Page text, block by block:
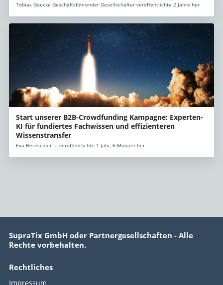
Tobias Goecke Geschäftsführender Gesellschafter veröffentlichte 2 Jahre her
Start unserer B2B-Crowdfunding Kampagne: Experten-
KI für fundiertes Fachwissen und effizienteren
Wissenstransfer
Eva Hernschier ... veröffentlichte 1 Jahr, 6 Monate her
SupraTix GmbH oder Partnergesellschaften - Alle
Rechte vorbehalten.
Rechtliches
Impressum